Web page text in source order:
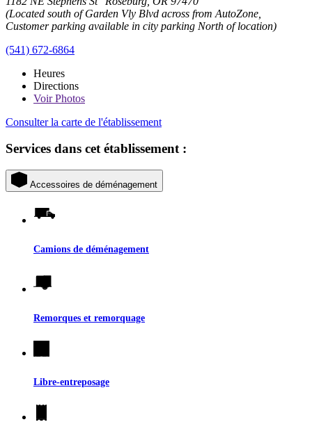
(Located south of Garden Vly Blvd across from AutoZone,
Customer parking available in city parking North of location)
(541) 672-6864
Heures
Directions
VoirPhotos
Consulter la carte de l'établissement
Services dans cet établissement :
Accessoires de déménagement
Camions de déménagement
Remorques et remorquage
Libre-entreposage